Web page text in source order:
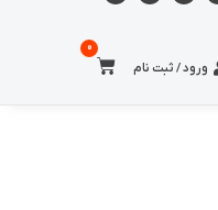
ورود / ثبت نام